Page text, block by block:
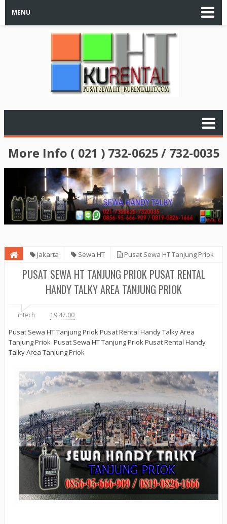
MENU
More Info ( 021 ) 732-0625 / 732-0035
Jakarta Sewa HT
Pusat Sewa HT Tanjung Priok
Pusat Rental Handy Talky Area Tanjung Priok
PUSAT SEWA HT TANJUNG PRIOK PUSAT RENTAL
HANDY TALKY AREA TANJUNG PRIOK
intech 19.47.00
Pusat Sewa HT Tanjung Priok Pusat Rental Handy Talky Area
Tanjung Priok Pusat Sewa HT Tanjung Priok Pusat Rental Handy
Talky Area Tanjung Priok